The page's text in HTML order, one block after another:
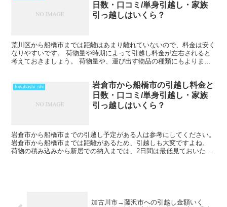
日数・口コミ/単身引越し・家族
引っ越しはいくら？
荒川区から船橋市までは距離はあまり離れていないので、料金は安く
なりやすいです。 荷物量や時期によって引越し料金が左右されると
考えておきましょう。 荷物量や、運び出す物品の種類にもよります
funabashi_shi
岩倉市から船橋市の引越し料金と
日数・口コミ/単身引越し・家族
引っ越しはいくら？
岩倉市から船橋市までの引越し予定がある人は参考にしてください。
岩倉市から船橋市までは距離があるため、引越しも大変ですよね。
荷物の積み込みから新居での納入までは、2日間は最低見ておいた方
加古川市→藤沢市への引越し金額いく